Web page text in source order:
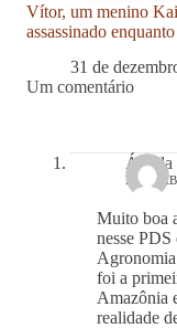
Vítor, um menino
assassinado
31 de
Um comentário
Águila
28 DE
Muito boa
nesse
Agronomia
foi a
Amazônia
realidade